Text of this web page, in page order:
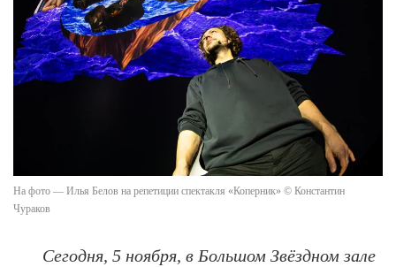
На фото — Илья Белов на репетиции спектакля «Коперник» © Константин
Чураков
Сегодня, 5 ноября, в Большом Звёздном зале